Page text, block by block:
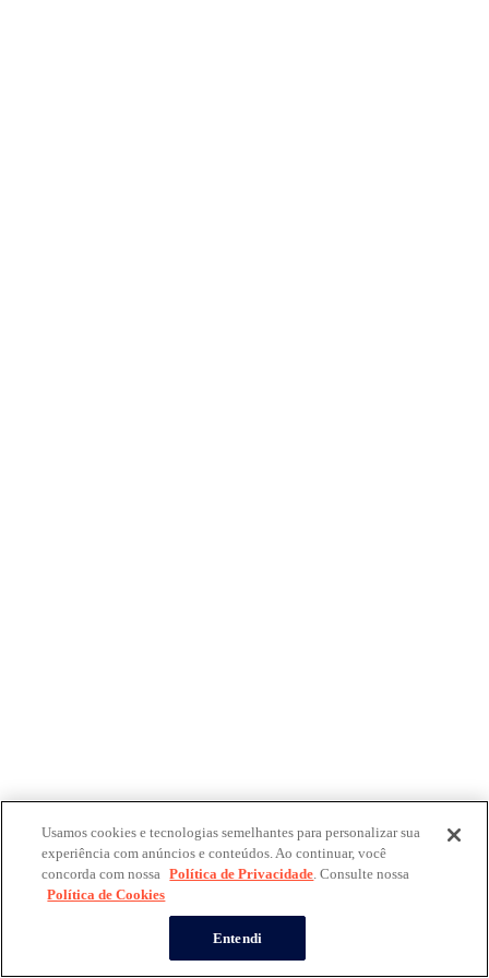
Usamos cookies e tecnologias semelhantes para personalizar sua
experiência com anúncios e conteúdos. Ao continuar, você
concorda com nossa Política de Privacidade. Consulte nossa
Política de Cookies
Entendi